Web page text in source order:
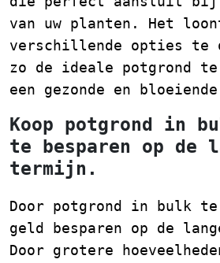
van uw planten. Het
verschillende opties te
zo de ideale potgrond
een gezonde en
Koop potgrond in
te besparen op de
termijn.
Door potgrond in bulk
geld besparen op de
Door grotere